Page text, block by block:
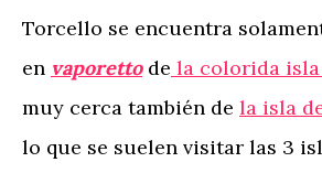
Torcello se encuentra
en vaporettode la colorida isla
muy cerca también de la isla
lo que se suelen visitar las 3